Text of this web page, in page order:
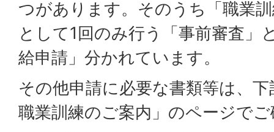
つがあります。そのうち「職業
として1回のみ行う「事前審査」
給申請」分かれています。
その他申請に必要な書類等は、
職業訓練のご案内」のページで